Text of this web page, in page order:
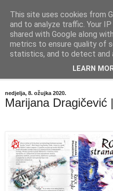
"Kvaka"
Časopis za književnost ISSN
nedjelja, 8. ožujka 2020.
Marijana Dragičević
This site uses cookies from
and to analyze traffic. Your
shared with Google along
metrics to ensure quality of
statistics, and to detect and
LEARN